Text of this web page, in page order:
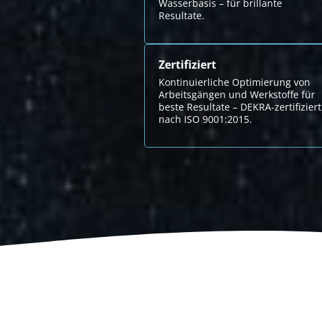
Wasserbasis – für brillante
Resultate.
Zertifiziert
Kontinuierliche Optimierung von
Arbeitsgängen und Werkstoffe für
beste Resultate – DEKRA-zertifiziert
nach ISO 9001:2015.